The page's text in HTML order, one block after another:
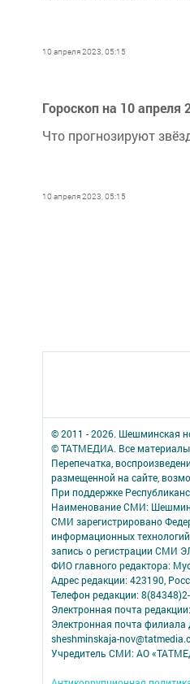
10 апреля 2023, 05:15
Гороскоп на 10 апреля
Что прогнозируют
10 апреля 2023, 05:15
© 2011 - 2026. Шешминская
© ТАТМЕДИА. Все
Перепечатка,
размещенной на сайте,
При поддержке
Наименование СМИ:
СМИ зарегистрировано
информационных
запись о регистрации СМИ
ФИО главного редактора:
Адрес редакции: 423190,
Телефон редакции:
Электронная почта
Электронная почта филиала
sheshminskaja-
Учредитель СМИ: АО